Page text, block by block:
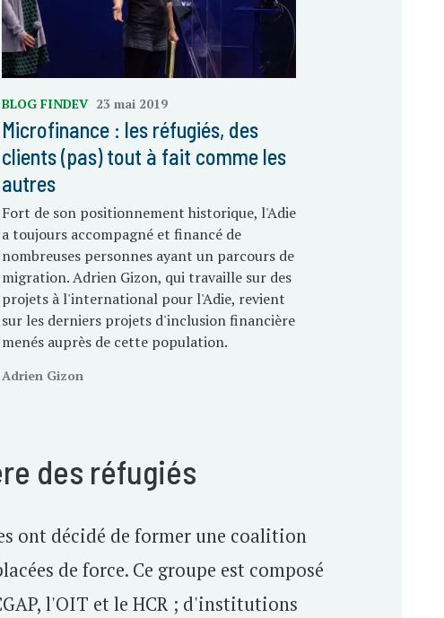
BLOG FINDEV 23 mai 2019
Microfinance : les réfugiés, des
clients (pas) tout à fait comme les
autres
Fort de son positionnement historique, l'Adie
a toujours accompagné et financé de
nombreuses personnes ayant un parcours de
migration. Adrien Gizon, qui travaille sur des
projets à l'international pour l'Adie, revient
sur les derniers projets d'inclusion financière
menés auprès de cette population.
Adrien Gizon
des réfugiés
ont décidé de former une coalition
de force. Ce groupe est composé
l'OIT et le HCR ; d'institutions